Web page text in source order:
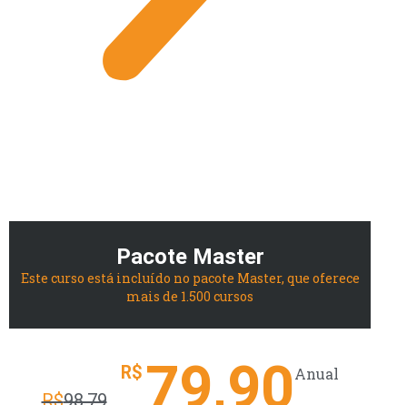
Pacote Master
Este curso está incluído no pacote Master, que oferece
mais de 1.500 cursos
R$98.79
R$ 79,90Anual